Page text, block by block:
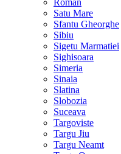
Roman
Satu Mare
Sfantu Gheorghe
Sibiu
Sigetu Marmatiei
Sighisoara
Simeria
Sinaia
Slatina
Slobozia
Suceava
Targoviste
Targu Jiu
Targu Neamt